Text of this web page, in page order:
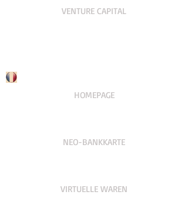
VENTURE CAPITAL
HOMEPAGE
NEO-BANKKARTE
VIRTUELLE WAREN